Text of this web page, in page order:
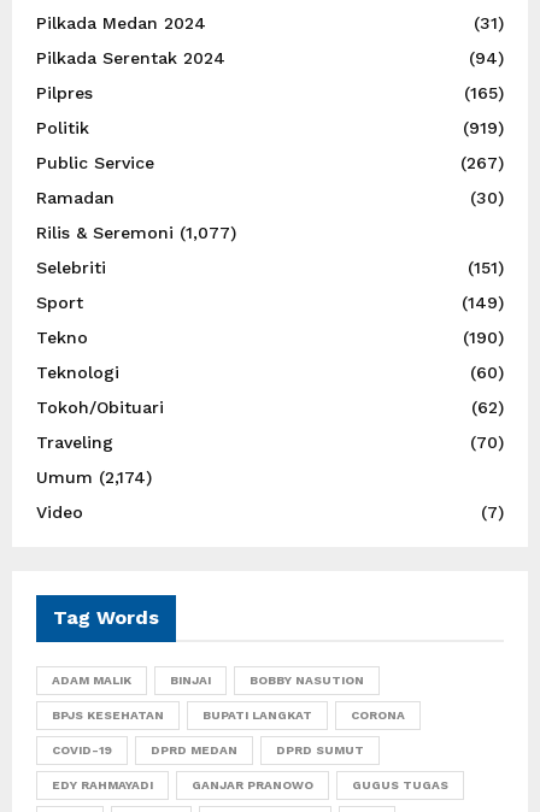
Pilkada Medan 2024
(31)
Pilkada Serentak 2024
(94)
Pilpres
(165)
Politik
(919)
Public Service
(267)
Ramadan
(30)
Rilis & Seremoni (1,077)
Selebriti
(151)
Sport
(149)
Tekno
(190)
Teknologi
(60)
Tokoh/Obituari
(62)
Traveling
(70)
Umum (2,174)
Video
(7)
Tag Words
ADAM MALIK BINJAI BOBBY NASUTION
BPJS KESEHATAN BUPATI LANGKAT CORONA
COVID-19 DPRD MEDAN DPRD SUMUT
EDY RAHMAYADI GANJAR PRANOWO GUGUS TUGAS